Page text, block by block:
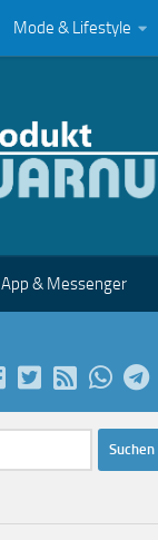
Mode & Lifestyle
App & Messenger